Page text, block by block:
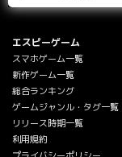
エスピーゲーム
スマホゲーム一覧
新作ゲーム一覧
総合ランキング
ゲームジャンル・タグ一覧
リリース時期一覧
利用規約